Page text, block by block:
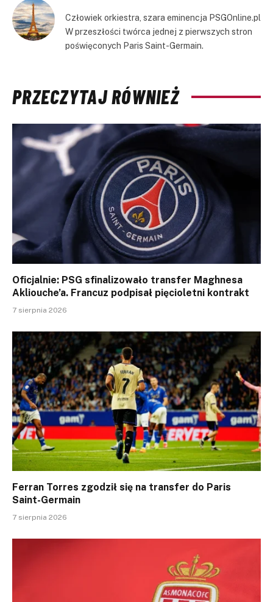
Człowiek orkiestra, szara eminencja PSGOnline.pl
W przeszłości twórca jednej z pierwszych stron
poświęconych Paris Saint-Germain.
PRZECZYTAJ RÓWNIEŻ
Oficjalnie: PSG sfinalizowało transfer Maghnesa
Akliouche’a. Francuz podpisał pięcioletni kontrakt
7 sierpnia 2026
Ferran Torres zgodził się na transfer do Paris
Saint-Germain
7 sierpnia 2026